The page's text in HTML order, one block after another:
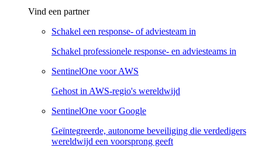
Vind een partner
Schakel een response- of adviesteam in
Schakel professionele response- en adviesteams in
SentinelOne voor AWS
Gehost in AWS-regio's wereldwijd
SentinelOne voor Google
Geïntegreerde, autonome beveiliging die verdedigers
wereldwijd een voorsprong geeft